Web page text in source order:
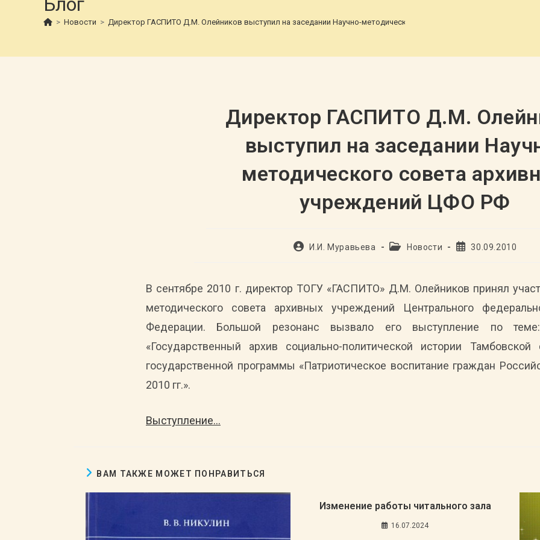
> Новости > Директор ГАСПИТО Д.М. Олейников выступил на заседании Научно-методического совета архивных учреждений
Директор ГАСПИТО Д.М.
выступил на заседании
методического совета
учреждений ЦФО РФ
АвторИ.И. Муравьева
РубрикаНовости
Запись30.09.2010
В сентябре 2010 г. директор ТОГУ «ГАСПИТО» Д.М. Олейников принял
методического совета архивных учреждений Центрального
Федерации. Большой резонанс вызвало его выступление по
«Государственный архив социально-политической истории Тамбовской
государственной программы «Патриотическое воспитание граждан
2010 гг.».
Выступление…
ВАМ ТАКЖЕ МОЖЕТ ПОНРАВИТЬСЯ
Изменение работы читального зала
16.07.2024